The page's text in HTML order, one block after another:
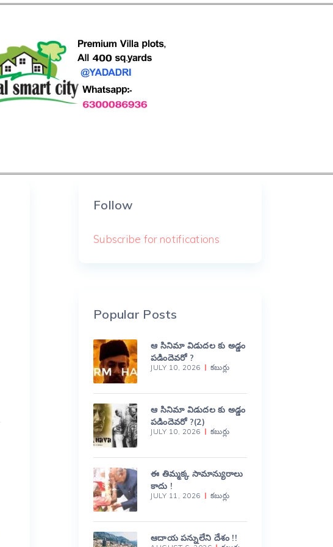
Follow
Subscribe for notifications
Popular Posts
ఆ సినిమా విడుదల కు అడ్డం
పడిందెవరో ?
JULY 10, 2026 కబుర్లు
ఆ సినిమా విడుదల కు అడ్డం
పడిందెవరో ?(2)
JULY 10, 2026 కబుర్లు
ఈ తిమ్మక్క సామాన్యురాలు
కాదు !
JULY 11, 2026 కబుర్లు
ఆదాయ పన్నులేని దేశం !!